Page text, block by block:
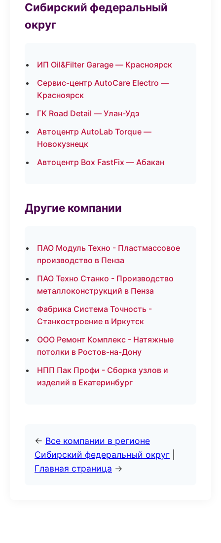
Сибирский федеральный
округ
ИП Oil&Filter Garage — Красноярск
Сервис-центр AutoCare Electro —
Красноярск
ГК Road Detail — Улан-Удэ
Автоцентр AutoLab Torque —
Новокузнецк
Автоцентр Box FastFix — Абакан
Другие компании
ПАО Модуль Техно - Пластмассовое
производство в Пенза
ПАО Техно Станко - Производство
металлоконструкций в Пенза
Фабрика Система Точность -
Станкостроение в Иркутск
ООО Ремонт Комплекс - Натяжные
потолки в Ростов-на-Дону
НПП Пак Профи - Сборка узлов и
изделий в Екатеринбург
← Все компании в регионе
Сибирский федеральный округ
Главная страница →